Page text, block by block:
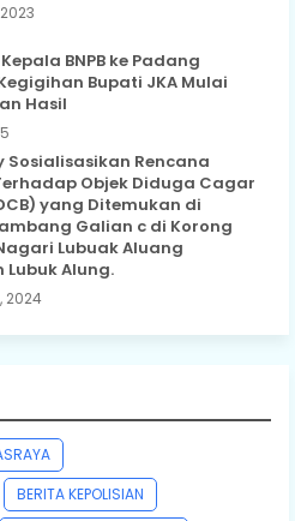
BNPB ke Padang
Bupati JKA Mulai
Hasil
Sosialisasikan Rencana
Objek Diduga Cagar
yang Ditemukan di
Galian c di Korong
Lubuak Aluang
Alung.
2024
BERITA KEPOLISIAN